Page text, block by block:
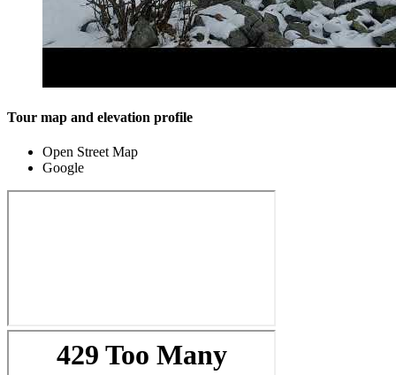
Tour map and elevation profile
Open Street Map
Google